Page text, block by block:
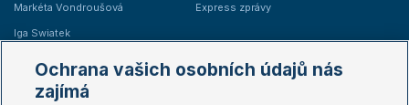
Markéta Vondroušová
Iga Swiatek
Express zprávy
Žebříčky
Ochrana vašich osobních údajů nás
zajímá